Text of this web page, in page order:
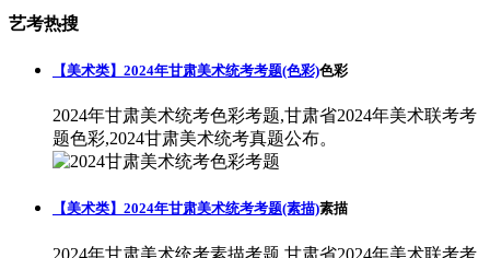
艺考热搜
【美术类】2024年甘肃美术统考考题(色彩)色彩
2024年甘肃美术统考色彩考题,甘肃省2024年美术联考考
题色彩,2024甘肃美术统考真题公布。
【美术类】2024年甘肃美术统考考题(素描)素描
2024年甘肃美术统考素描考题,甘肃省2024年美术联考考